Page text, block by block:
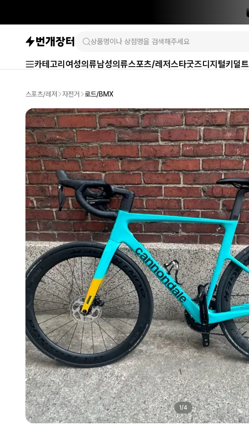
카테고리 여성의류남성의류스포츠/레저스타굿즈디지털키덜트
스포츠/레저 자전거 로드/BMX
1/4